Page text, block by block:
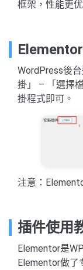
框架，性能更
WordPress後
掛」 – 「選擇
掛程式即可。
注意：
插件使用
Elementor是
Elementor做了